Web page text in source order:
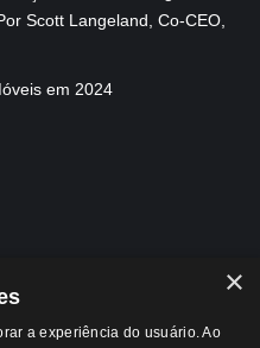
Scott Langeland, Co-CEO,
em 2024
×
a experiência do usuário. Ao